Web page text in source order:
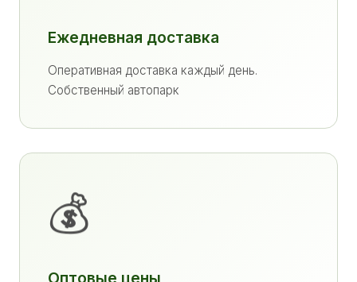
Ежедневная доставка
Оперативная доставка каждый день.
Собственный автопарк
💰
Оптовые цены